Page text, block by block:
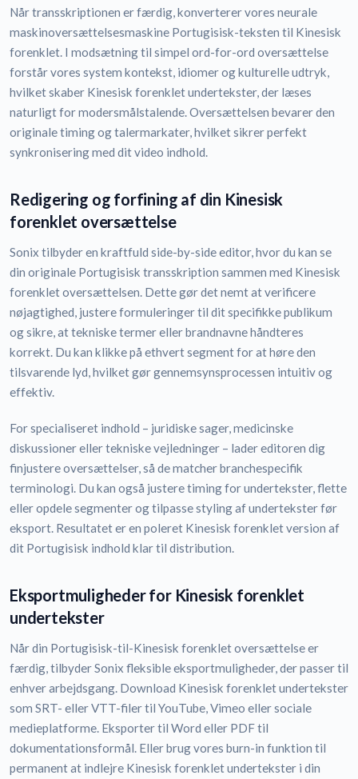
Når transskriptionen er færdig, konverterer vores neurale
maskinoversættelsesmaskine Portugisisk-teksten til Kinesisk
forenklet. I modsætning til simpel ord-for-ord oversættelse
forstår vores system kontekst, idiomer og kulturelle udtryk,
hvilket skaber Kinesisk forenklet undertekster, der læses
naturligt for modersmålstalende. Oversættelsen bevarer den
originale timing og talermarkater, hvilket sikrer perfekt
synkronisering med dit video indhold.
Redigering og forfining af din Kinesisk
forenklet oversættelse
Sonix tilbyder en kraftfuld side-by-side editor, hvor du kan se
din originale Portugisisk transskription sammen med Kinesisk
forenklet oversættelsen. Dette gør det nemt at verificere
nøjagtighed, justere formuleringer til dit specifikke publikum
og sikre, at tekniske termer eller brandnavne håndteres
korrekt. Du kan klikke på ethvert segment for at høre den
tilsvarende lyd, hvilket gør gennemsynsprocessen intuitiv og
effektiv.
For specialiseret indhold – juridiske sager, medicinske
diskussioner eller tekniske vejledninger – lader editoren dig
finjustere oversættelser, så de matcher branchespecifik
terminologi. Du kan også justere timing for undertekster, flette
eller opdele segmenter og tilpasse styling af undertekster før
eksport. Resultatet er en poleret Kinesisk forenklet version af
dit Portugisisk indhold klar til distribution.
Eksportmuligheder for Kinesisk forenklet
undertekster
Når din Portugisisk-til-Kinesisk forenklet oversættelse er
færdig, tilbyder Sonix fleksible eksportmuligheder, der passer til
enhver arbejdsgang. Download Kinesisk forenklet undertekster
som SRT- eller VTT-filer til YouTube, Vimeo eller sociale
medieplatforme. Eksporter til Word eller PDF til
dokumentationsformål. Eller brug vores burn-in funktion til
permanent at indlejre Kinesisk forenklet undertekster i din